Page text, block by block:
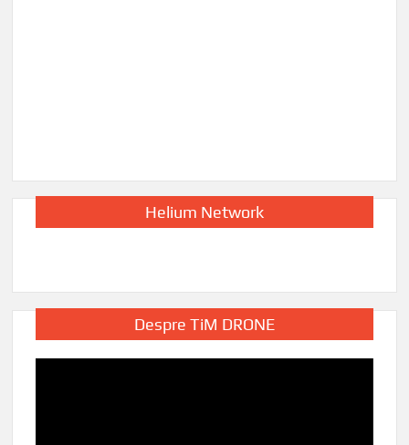
Helium Network
Despre TiM DRONE